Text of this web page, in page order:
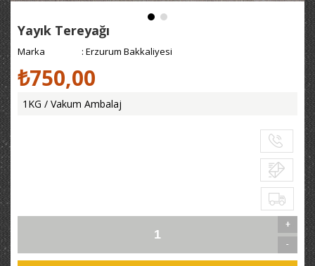
Yayık Tereyağı
Marka : Erzurum Bakkaliyesi
₺750,00
1KG / Vakum Ambalaj